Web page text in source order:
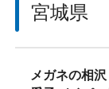
宮城県
メガネの相沢